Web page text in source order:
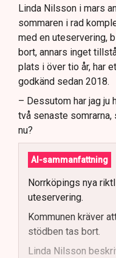
Linda Nilsson i mars
sommaren i rad
med en uteservering,
bort, annars inget
plats i över tio år, har
godkänd sedan 2018.
– Dessutom har jag ju
två senaste
nu?
AI-sammanfattning
Norrköpings nya
uteservering.
Kommunen kräver
stödben tas bort.
Linda Nilsson